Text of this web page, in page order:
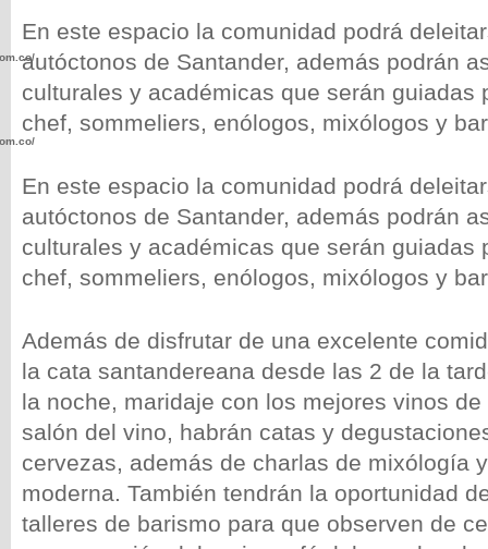
En este espacio la comunidad podrá
autóctonos de Santander, además podrán
culturales y académicas que serán guiadas
chef, sommeliers, enólogos, mixólogos y
En este espacio la comunidad podrá
autóctonos de Santander, además podrán
culturales y académicas que serán guiadas
chef, sommeliers, enólogos, mixólogos y
Además de disfrutar de una excelente
la cata santandereana desde las 2 de la
la noche, maridaje con los mejores vinos
salón del vino, habrán catas y
cervezas, además de charlas de mixólogía
moderna. También tendrán la oportunidad
talleres de barismo para que observen de
wp-
wp-
wp-
wp-